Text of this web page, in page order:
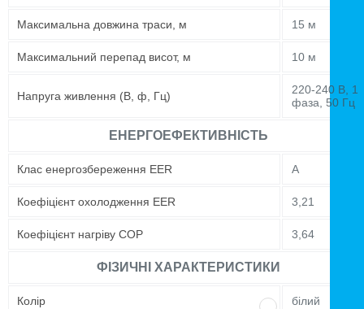
Максимальна довжина траси, м 15 м
Максимальний перепад висот, м 10 м
Напруга живлення (В, ф, Гц)
220-240 В, 1
фаза, 50 Гц
ЕНЕРГОЕФЕКТИВНІСТЬ
Клас енергозбереження EER A
Коефіцієнт охолодження EER 3,21
Коефіцієнт нагріву COP 3,64
ФІЗИЧНІ ХАРАКТЕРИСТИКИ
Колір білий